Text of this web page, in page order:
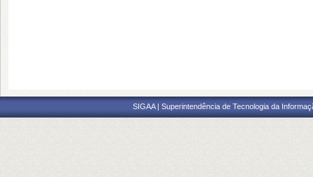
SIGAA | Superintendência de Tecnologia da